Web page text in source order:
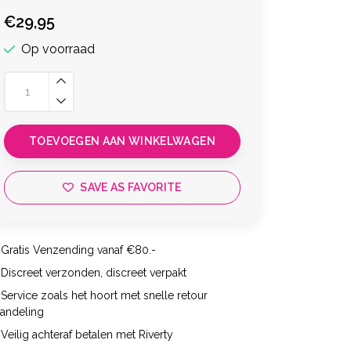
€29,95
Op voorraad
TOEVOEGEN AAN WINKELWAGEN
SAVE AS FAVORITE
Gratis Venzending vanaf €80.-
Discreet verzonden, discreet verpakt
Service zoals het hoort met snelle retour
Veilig achteraf betalen met Riverty